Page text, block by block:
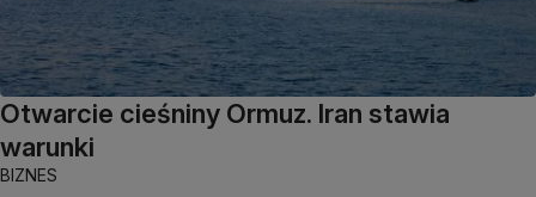
Otwarcie cieśniny Ormuz. Iran stawia
warunki
BIZNES